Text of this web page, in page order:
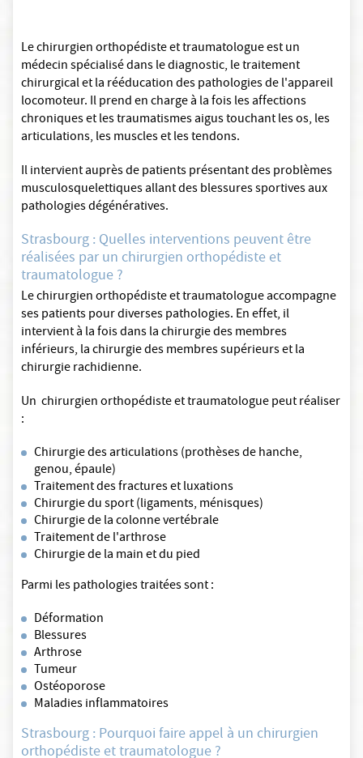
Le chirurgien orthopédiste et traumatologue est un
médecin spécialisé dans le diagnostic, le traitement
chirurgical et la rééducation des pathologies de l'appareil
locomoteur. Il prend en charge à la fois les affections
chroniques et les traumatismes aigus touchant les os, les
articulations, les muscles et les tendons.
Il intervient auprès de patients présentant des problèmes
musculosquelettiques allant des blessures sportives aux
pathologies dégénératives.
Strasbourg : Quelles interventions peuvent être
réalisées par un chirurgien orthopédiste et
traumatologue ?
Le chirurgien orthopédiste et traumatologue accompagne
ses patients pour diverses pathologies. En effet, il
intervient à la fois dans la chirurgie des membres
inférieurs, la chirurgie des membres supérieurs et la
chirurgie rachidienne.
Un chirurgien orthopédiste et traumatologue peut réaliser
:
Chirurgie des articulations (prothèses de hanche,
genou, épaule)
Traitement des fractures et luxations
Chirurgie du sport (ligaments, ménisques)
Chirurgie de la colonne vertébrale
Traitement de l'arthrose
Chirurgie de la main et du pied
Parmi les pathologies traitées sont :
Déformation
Blessures
Arthrose
Tumeur
Ostéoporose
Maladies inflammatoires
Strasbourg : Pourquoi faire appel à un chirurgien
orthopédiste et traumatologue ?